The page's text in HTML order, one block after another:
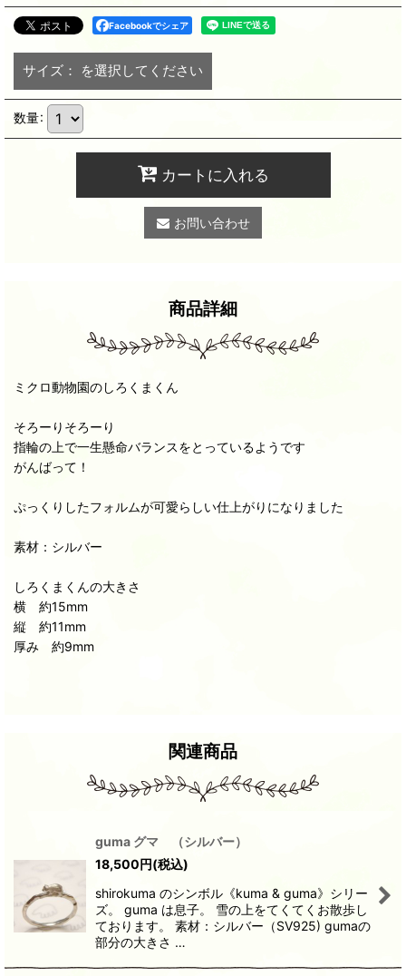
Facebookでシェア
サイズ： を選択してください
数量:
カートに入れる
お問い合わせ
商品詳細
ミクロ動物園のしろくまくん
そろーりそろーり
指輪の上で一生懸命バランスをとっているようです
がんばって！
ぷっくりしたフォルムが可愛らしい仕上がりになりました
素材：シルバー
しろくまくんの大きさ
横 約15mm
縦 約11mm
厚み 約9mm
関連商品
guma グマ （シルバー）
18,500円(税込)
shirokuma のシンボル《kuma & guma》シリー
ズ。 guma は息子。 雪の上をてくてくお散歩し
ております。 素材：シルバー（SV925) gumaの
部分の大きさ …